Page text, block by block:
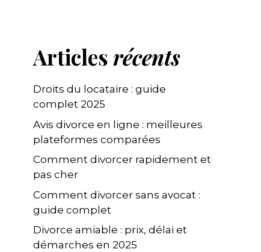
Articles récents
Droits du locataire : guide
complet 2025
Avis divorce en ligne : meilleures
plateformes comparées
Comment divorcer rapidement et
pas cher
Comment divorcer sans avocat :
guide complet
Divorce amiable : prix, délai et
démarches en 2025